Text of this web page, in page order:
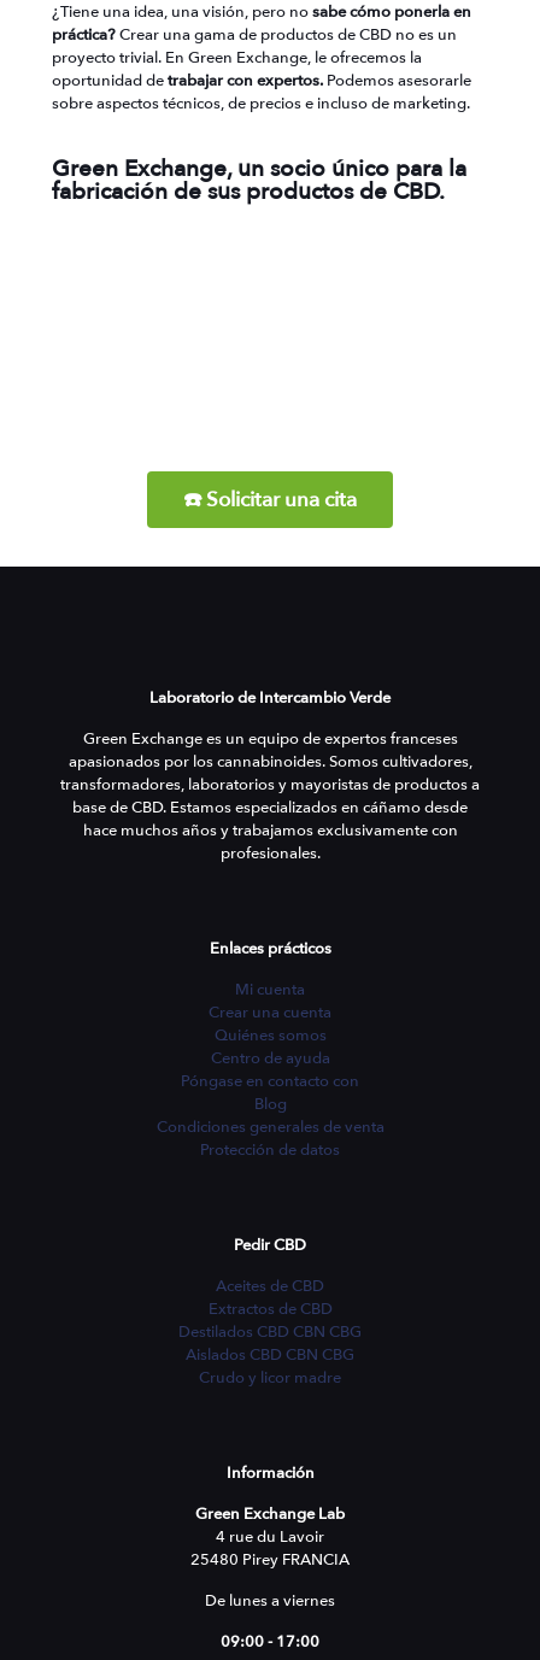
¿Tiene una idea, una visión, pero nosabe cómo ponerla en
práctica?Crear una gama de productos de CBD no es un
proyecto trivial. En Green Exchange, le ofrecemos la
oportunidad detrabajar con expertos. Podemos asesorarle
sobre aspectos técnicos, de precios e incluso de marketing.
Green Exchange, un socio único para la
fabricación de sus productos de CBD.
☎️ Solicitar una cita
Laboratorio de Intercambio Verde
Green Exchange es un equipo de expertos franceses
apasionados por los cannabinoides. Somos cultivadores,
transformadores, laboratorios y mayoristas de productos a
base de CBD. Estamos especializados en cáñamo desde
hace muchos años y trabajamos exclusivamente con
profesionales.
Enlaces prácticos
Mi cuenta
Crear una cuenta
Quiénes somos
Centro de ayuda
Póngase en contacto con
Blog
Condiciones generales de venta
Protección de datos
Pedir CBD
Aceites de CBD
Extractos de CBD
Destilados CBD CBN CBG
Aislados CBD CBN CBG
Crudo y licor madre
Información
Green Exchange Lab
4 rue du Lavoir
25480 Pirey FRANCIA
De lunes a viernes
09:00 - 17:00